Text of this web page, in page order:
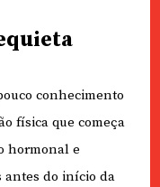
conhecimento
física que começa
hormonal e
antes do início da